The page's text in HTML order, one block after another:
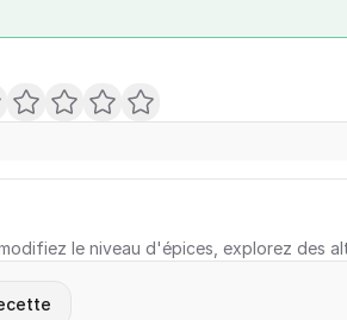
le niveau d'épices, explorez des